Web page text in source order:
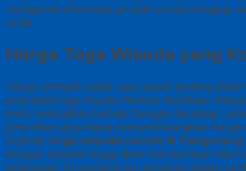
mengecek informasi produk secara lengkap
order
Harga Toga Wisuda yang
Harga menjadi salah satu aspek penting
penyedia toga wisuda Namun demikian,
tentu berkualitas terbaik Dengan demikian,
penyedia yang dapat menyeimbangkan harga
Sebuah toga wisuda murah di Tangerang
dengan standar tinggi akan memberikan nilai
pelanggan Di samping itu, pesanan dalam